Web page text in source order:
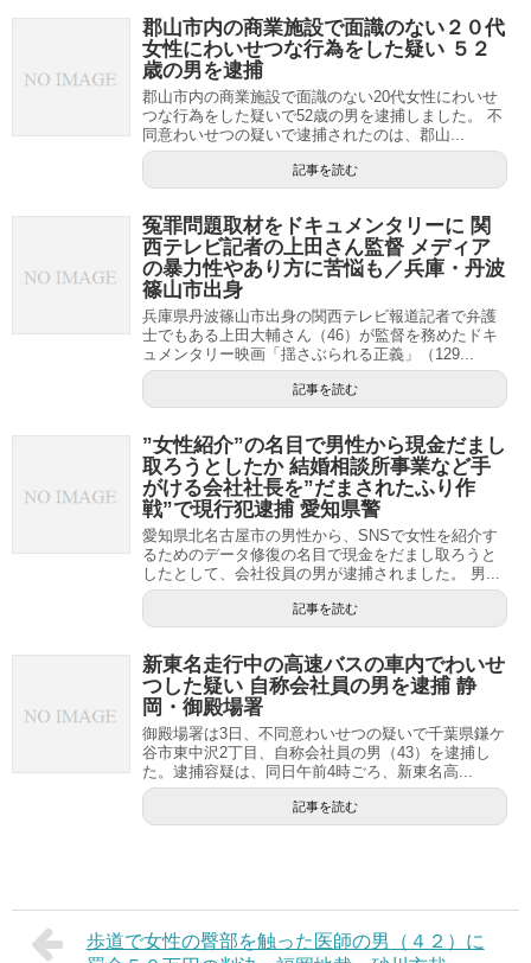
郡山市内の商業施設で面識のない２０代
女性にわいせつな行為をした疑い ５２
歳の男を逮捕
郡山市内の商業施設で面識のない20代女性にわいせ
つな行為をした疑いで52歳の男を逮捕しました。 不
同意わいせつの疑いで逮捕されたのは、郡山...
記事を読む
冤罪問題取材をドキュメンタリーに 関
西テレビ記者の上田さん監督 メディア
の暴力性やあり方に苦悩も／兵庫・丹波
篠山市出身
兵庫県丹波篠山市出身の関西テレビ報道記者で弁護
士でもある上田大輔さん（46）が監督を務めたドキ
ュメンタリー映画「揺さぶられる正義」（129...
記事を読む
”女性紹介”の名目で男性から現金だまし
取ろうとしたか 結婚相談所事業など手
がける会社社長を”だまされたふり作
戦”で現行犯逮捕 愛知県警
愛知県北名古屋市の男性から、SNSで女性を紹介す
るためのデータ修復の名目で現金をだまし取ろうと
したとして、会社役員の男が逮捕されました。 男...
記事を読む
新東名走行中の高速バスの車内でわいせ
つした疑い 自称会社員の男を逮捕 静
岡・御殿場署
御殿場署は3日、不同意わいせつの疑いで千葉県鎌ケ
谷市東中沢2丁目、自称会社員の男（43）を逮捕し
た。逮捕容疑は、同日午前4時ごろ、新東名高...
記事を読む
歩道で女性の臀部を触った医師の男（４２）に